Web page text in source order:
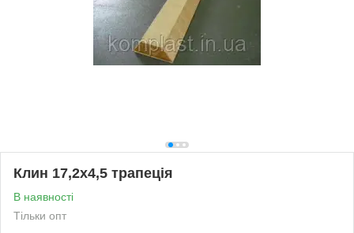
Клин 17,2х4,5 трапеція
В наявності
Тільки опт